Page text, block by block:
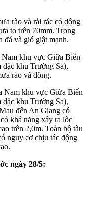
rào và rải rác có dông
to trên 70mm. Trong
đá và gió giật mạnh.
Nam khu vực Giữa Biển
khu Trường Sa),
rào và dông.
Nam khu vực Giữa Biển
khu Trường Sa),
đến An Giang có
khả năng xảy ra lốc
trên 2,0m. Toàn bộ tàu
nguy cơ chịu tác động
ngày 28/5: